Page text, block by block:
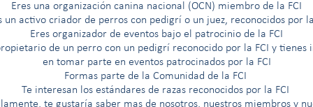
Eres una organización canina nacional (OCN) miembro de la FCI
un activo criador de perros con pedigrí o un juez, reconocidos por la
Eres organizador de eventos bajo el patrocinio de la FCI
de un perro con un pedigrí reconocido por la FCI y tienes
en tomar parte en eventos patrocinados por la FCI
Formas parte de la Comunidad de la FCI
Te interesan los estándares de razas reconocidos por la FCI
te gustaría saber mas de nosotros, nuestros miembros y
de la Asamblea General de laSección de las Américas y el
(Uruguay)el día27 de abril de 2023, unnuevo Presidente, Sr
de 4 años.
del Comité General de la FCI.
Dr Jakkel, quierenfelicitar al Sr Landarte por esta